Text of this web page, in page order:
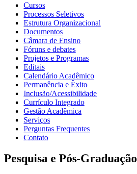
Cursos
Processos Seletivos
Estrutura Organizacional
Documentos
Câmara de Ensino
Fóruns e debates
Projetos e Programas
Editais
Calendário Acadêmico
Permanência e Êxito
Inclusão/Acessibilidade
Currículo Integrado
Gestão Acadêmica
Serviços
Perguntas Frequentes
Contato
Pesquisa e Pós-Graduação